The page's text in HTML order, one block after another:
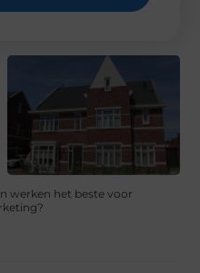
werken het beste voor